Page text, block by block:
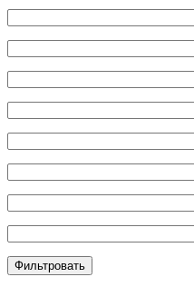
Фильтровать